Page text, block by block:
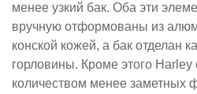
менее узкий бак. Оба эти
вручную отформованы из
конской кожей, а бак отделан
горловины. Кроме этого
количеством менее заметных